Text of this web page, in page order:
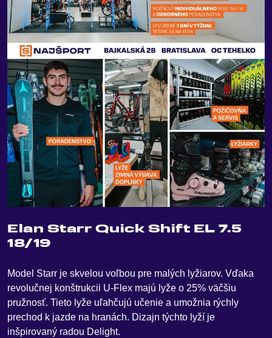
Elan Starr Quick Shift EL 7.5
18/19
Model Starr je skvelou voľbou pre malých lyžiarov. Vďaka
revolučnej konštrukcii U-Flex majú lyže o 25% väčšiu
pružnosť. Tieto lyže uľahčujú učenie a umožnia rýchly
prechod k jazde na hranách. Dizajn týchto lyží je
inšpirovaný radou Delight.